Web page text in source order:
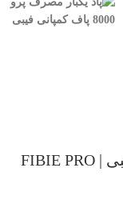
پاد یکبار مصرف انبه یخ 8000 پاف فیبی | FIBIE PRO